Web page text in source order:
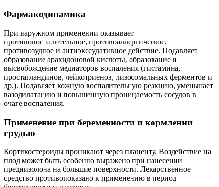
Фармакодинамика
При наружном применении оказывает
противовоспалительное, противоаллергическое,
противозудное и антиэкссудативное действие. Подавляет
образование арахидоновой кислоты, образование и
высвобождение медиаторов воспаления (гистамина,
простагландинов, лейкотриенов, лизосомальных ферментов и
др.). Подавляет кожную воспалительную реакцию, уменьшает
вазодилатацию и повышенную проницаемость сосудов в
очаге воспаления.
Применение при беременности и кормлении
грудью
Кортикостероиды проникают через плаценту. Воздействие на
плод может быть особенно выражено при нанесении
преднизолона на большие поверхности. Лекарственное
средство противопоказано к применению в период